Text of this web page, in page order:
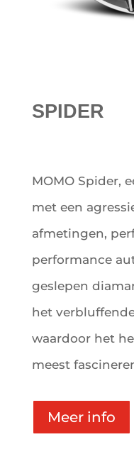
SPIDER
MOMO Spider,
met een
afmetingen,
performance
geslepen
het
waardoor het
meest
Meer info